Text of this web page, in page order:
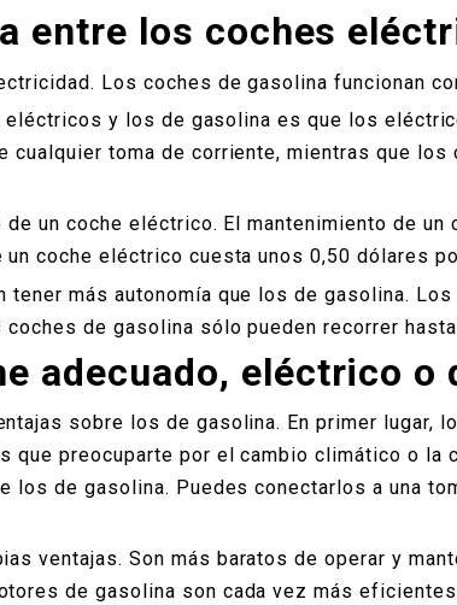
entre los coches
Los coches de gasolina funcionan
y los de gasolina es que los
cualquier toma de corriente, mientras que
un coche eléctrico. El mantenimiento de
coche eléctrico cuesta unos 0,50 dólares
más autonomía que los de gasolina.
de gasolina sólo pueden recorrer
adecuado, eléctrico o
sobre los de gasolina. En primer lugar,
que preocuparte por el cambio climático o la
los de gasolina. Puedes conectarlos a una
ventajas. Son más baratos de operar y
de gasolina son cada vez más